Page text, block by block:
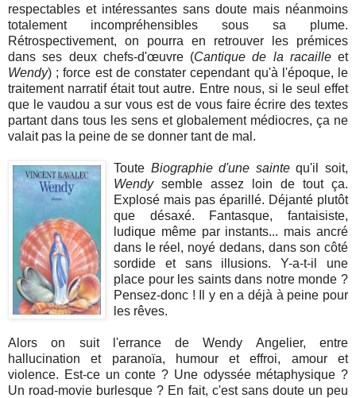
respectables et intéressantes sans doute mais néanmoins
totalement incompréhensibles sous sa plume.
Rétrospectivement, on pourra en retrouver les prémices
dans ses deux chefs-d'œuvre (Cantique de la racailleet
Wendy) ; force est de constater cependant qu'à l'époque, le
traitement narratif était tout autre. Entre nous, si le seul effet
que le vaudou a sur vous est de vous faire écrire des textes
partant dans tous les sens et globalement médiocres, ça ne
valait pas la peine de se donner tant de mal.
Toute Biographie d'une saintequ'il soit,
Wendysemble assez loin de tout ça.
Explosé mais pas éparillé. Déjanté plutôt
que désaxé. Fantasque, fantaisiste,
ludique même par instants... mais ancré
dans le réel, noyé dedans, dans son côté
sordide et sans illusions. Y-a-t-il une
place pour les saints dans notre monde ?
Pensez-donc ! Il y en a déjà à peine pour
les rêves.
Alors on suit l'errance de Wendy Angelier, entre
hallucination et paranoïa, humour et effroi, amour et
violence. Est-ce un conte ? Une odyssée métaphysique ?
Un road-movie burlesque ? En fait, c'est sans doute un peu